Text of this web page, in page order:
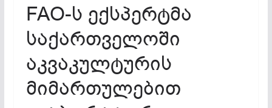
FAO-ს ექსპერტმა
საქართველოში
აკვაკულტურის
მიმართულებით